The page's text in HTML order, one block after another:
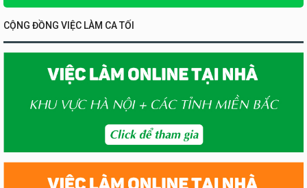
CỘNG ĐỒNG VIỆC LÀM CA TỐI